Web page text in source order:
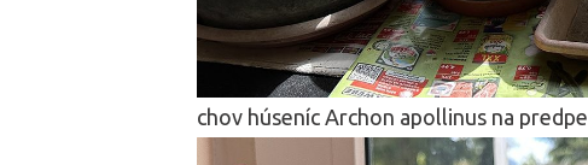
chov húseníc Archon apollinus na